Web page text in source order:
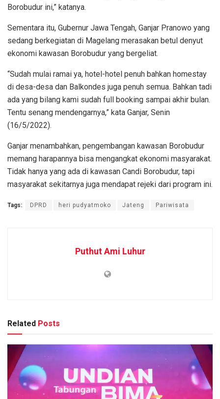
Borobudur ini,” katanya.
Sementara itu, Gubernur Jawa Tengah, Ganjar Pranowo yang
sedang berkegiatan di Magelang merasakan betul denyut
ekonomi kawasan Borobudur yang bergeliat.
“Sudah mulai ramai ya, hotel-hotel penuh bahkan homestay
di desa-desa dan Balkondes juga penuh semua. Bahkan tadi
ada yang bilang kami sudah full booking sampai akhir bulan.
Tentu senang mendengarnya,” kata Ganjar, Senin
(16/5/2022).
Ganjar menambahkan, pengembangan kawasan Borobudur
memang harapannya bisa mengangkat ekonomi masyarakat.
Tidak hanya yang ada di kawasan Candi Borobudur, tapi
masyarakat sekitarnya juga mendapat rejeki dari program ini.
Tags: DPRD heri pudyatmoko Jateng Pariwisata
Puthut Ami Luhur
Related Posts